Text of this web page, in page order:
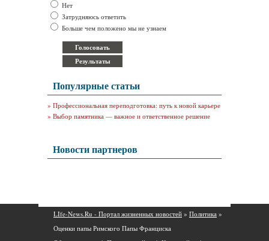
Нет
Затрудняюсь ответить
Больше чем положено мы не узнаем
Популярные статьи
» Профессиональная переподготовка: путь к новой карьере
» Выбор памятника — важное и ответственное решение
Новости партнеров
LIfe-News.Ru - Портал жизненных новостей » Политика »
Оценки папы Римского Папы Франциска